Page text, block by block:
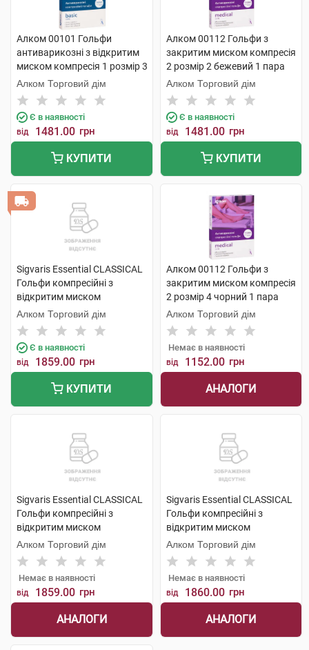
Алком 00101 Гольфи
антиварикозні з відкритим
миском компресія 1 розмір 3
бежевий 1 пара
Алком Торговий дім
Є в наявності
від 1481.00 грн
КУПИТИ
Алком 00112 Гольфи з
закритим миском компресія
2 розмір 2 бежевий 1 пара
Алком Торговий дім
Є в наявності
від 1481.00 грн
КУПИТИ
Sigvaris Essential CLASSICAL
Гольфи компресійні з
відкритим миском
компресія 2 PLUS large 1
пара
Алком Торговий дім
Є в наявності
від 1859.00 грн
КУПИТИ
Алком 00112 Гольфи з
закритим миском компресія
2 розмір 4 чорний 1 пара
Алком Торговий дім
Немає в наявності
від 1152.00 грн
АНАЛОГИ
Sigvaris Essential CLASSICAL
Гольфи компресійні з
відкритим миском
компресія 2 large long 1 пара
Алком Торговий дім
Немає в наявності
від 1859.00 грн
АНАЛОГИ
Sigvaris Essential CLASSICAL
Гольфи компресійні з
відкритим миском
компресія 2 medium long 1
пара
Алком Торговий дім
Немає в наявності
від 1860.00 грн
АНАЛОГИ